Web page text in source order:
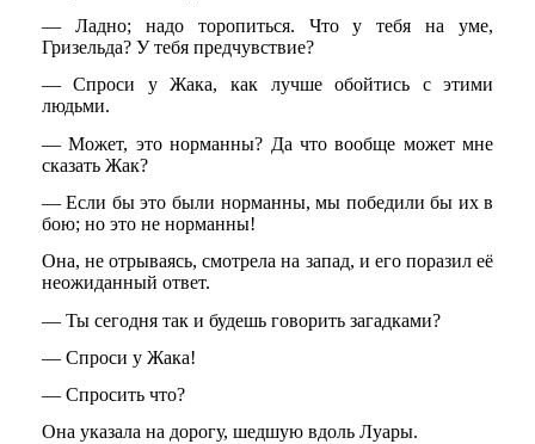
— Ладно; надо торопиться. Что у тебя на уме,
Гризельда? У тебя предчувствие?
— Спроси у Жака, как лучше обойтись с этими
людьми.
— Может, это норманны? Да что вообще может мне
сказать Жак?
— Если бы это были норманны, мы победили бы их в
бою; но это не норманны!
Она, не отрываясь, смотрела на запад, и его поразил её
неожиданный ответ.
— Ты сегодня так и будешь говорить загадками?
— Спроси у Жака!
— Спросить что?
Она указала на дорогу, шедшую вдоль Луары.